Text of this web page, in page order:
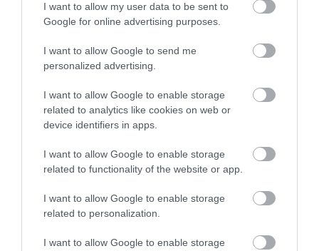
I want to allow my user data to be sent to
Google for online advertising purposes.
I want to allow Google to send me
personalized advertising.
I want to allow Google to enable storage
related to analytics like cookies on web or
device identifiers in apps.
I want to allow Google to enable storage
related to functionality of the website or app.
I want to allow Google to enable storage
related to personalization.
I want to allow Google to enable storage
INFLÁCIÓ MAGYARORSZÁGON
2026. augusztus 07 Mindenki ügye
MINDHÁROM ÜTEMBEN DOLGOZNAK A 25-
ÖS FŐÚTON EGERBEN
2026. augusztus 07|Eger ügye